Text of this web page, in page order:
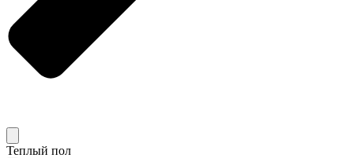
Теплый пол